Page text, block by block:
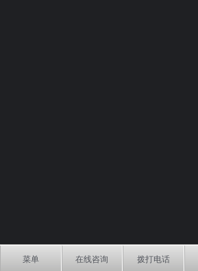
菜单 在线咨询 拨打电话